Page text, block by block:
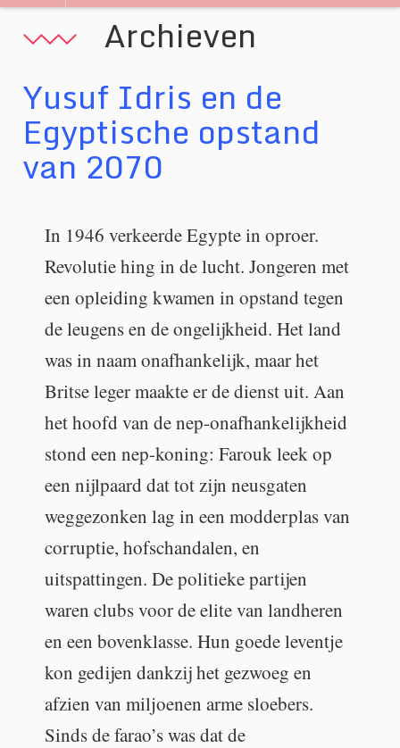
Archieven
Yusuf Idris en de
Egyptische opstand
van 2070
In 1946 verkeerde Egypte in oproer.
Revolutie hing in de lucht. Jongeren met
een opleiding kwamen in opstand tegen
de leugens en de ongelijkheid. Het land
was in naam onafhankelijk, maar het
Britse leger maakte er de dienst uit. Aan
het hoofd van de nep-onafhankelijkheid
stond een nep-koning: Farouk leek op
een nijlpaard dat tot zijn neusgaten
weggezonken lag in een modderplas van
corruptie, hofschandalen, en
uitspattingen. De politieke partijen
waren clubs voor de elite van landheren
en een bovenklasse. Hun goede leventje
kon gedijen dankzij het gezwoeg en
afzien van miljoenen arme sloebers.
Sinds de farao’s was dat de